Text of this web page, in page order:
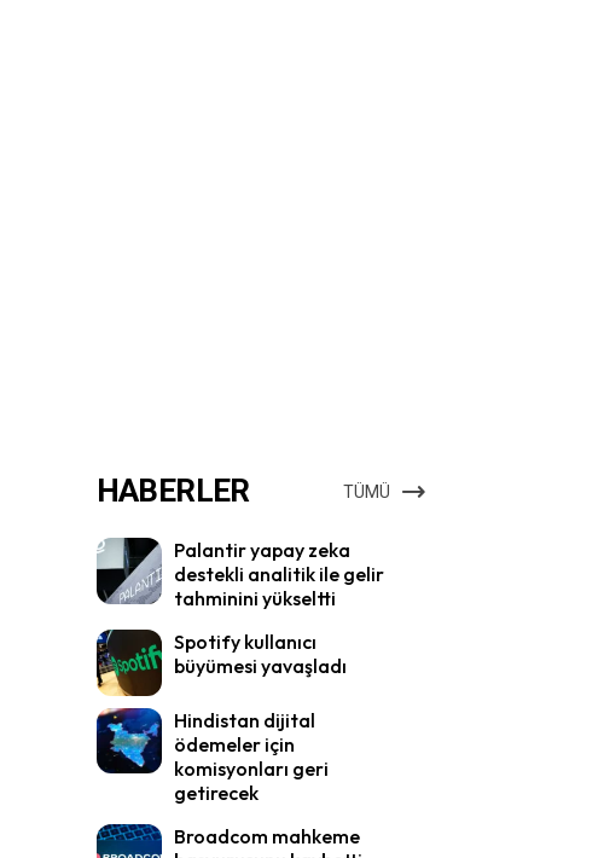
HABERLER TÜMÜ
Palantir yapay zeka
destekli analitik ile gelir
tahminini yükseltti
Spotify kullanıcı
büyümesi yavaşladı
Hindistan dijital
ödemeler için
komisyonları geri
getirecek
Broadcom mahkeme